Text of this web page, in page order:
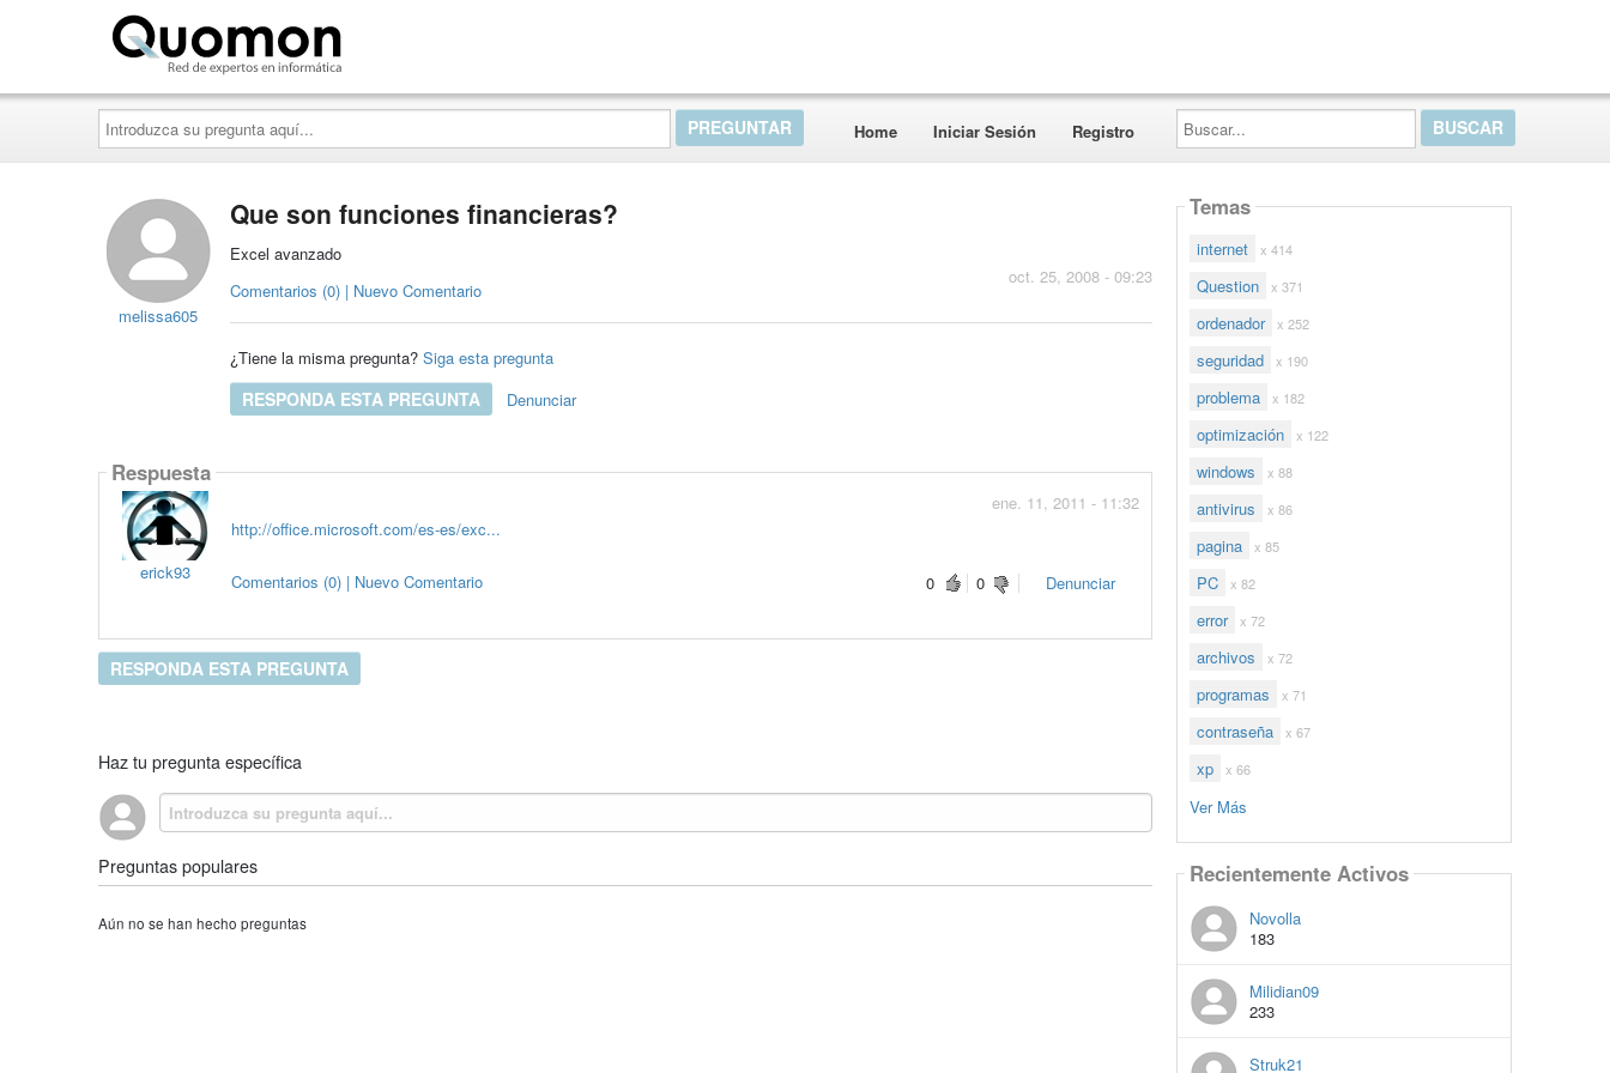
Introduzca
su
pregunta
aquí...
Home Iniciar Sesión Registro
Buscar...
melissa605
Que son funciones financieras?
Excel avanzado
oct. 25, 2008 - 09:23
Comentarios (0) | Nuevo Comentario
¿Tiene la misma pregunta? Siga esta pregunta
RESPONDA ESTA PREGUNTA Denunciar
Respuesta
erick93
ene. 11, 2011 - 11:32
http://office.microsoft.com/es-es/exc...
0 0 Denunciar
Comentarios (0) | Nuevo Comentario
RESPONDA ESTA PREGUNTA
Haz tu pregunta específica
Preguntas populares
Aún no se han hecho preguntas
Temas
internet x 414
Question x 371
ordenador x 252
seguridad x 190
problema x 182
optimización x 122
windows x 88
antivirus x 86
pagina x 85
PC x 82
error x 72
archivos x 72
programas x 71
contraseña x 67
xp x 66
Ver Más
Recientemente Activos
Novolla
183
Milidian09
233
Struk21